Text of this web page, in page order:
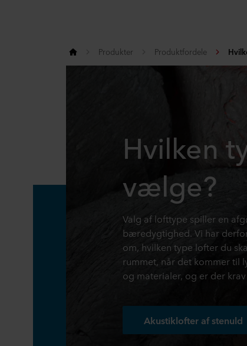
Produkter Produktfordele
Hvilken
vælge?
Valg af lofttype spiller en
bæredygtighed. Vi har
om, hvilken type lofter du
rummet, når det kommer til
og materialer, og er der
Akustiklofter af stenuld